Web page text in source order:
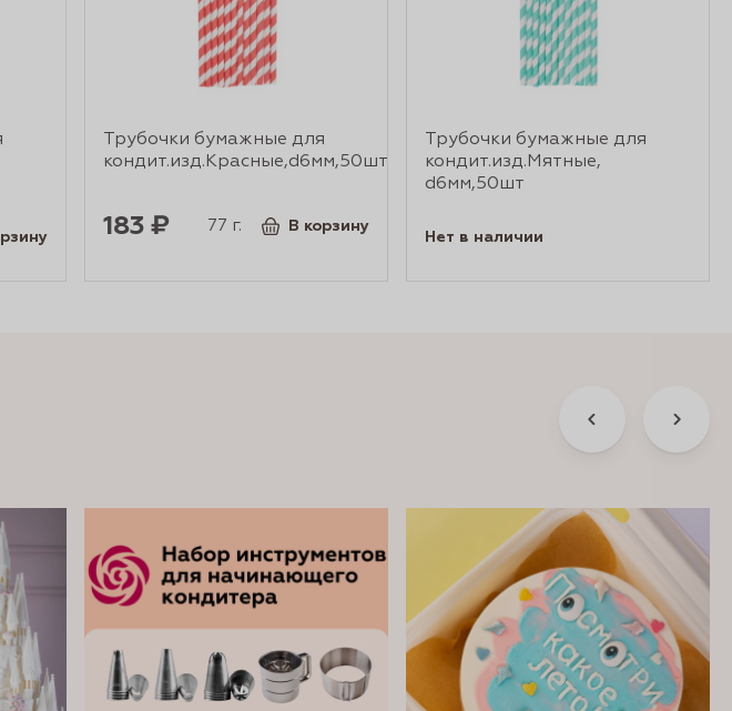
Трубочки бумажные для
кондит.изд.Красные,d6мм,50шт
183 ₽ 77 г. В корзину
Трубочки бумажные для
кондит.изд.Мятные,
d6мм,50шт
Нет в наличии